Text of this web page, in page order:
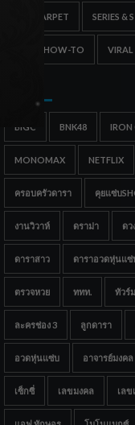
RED CARPET SERIES &
TIPS & HOW-TO VIRAL
BIGC BNK48 IRON
MONOMAX NETFLIX
ครอบครัวดารา คุยแซ่บ
งานวิวาห์ ดราม่า ดว
ดาราสาว ดาราอวดหุ่นแซ่
ตรวจหวย ททท. ทัวร์
ละครช่อง 3 ลูกดารา
อวดหุ่นแซ่บ อาจารย์มงคล
เซ็กซี่ เลขมงคล เลข